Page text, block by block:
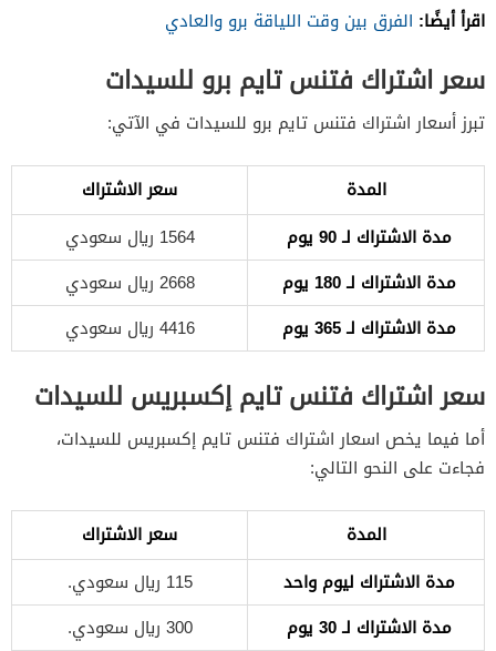
اقرأ أيضًا: الفرق بين وقت اللياقة برو والعادي
سعر اشتراك فتنس تايم برو للسيدات
تبرز أسعار اشتراك فتنس تايم برو للسيدات في الآتي:
المدة
سعر الاشتراك
مدة الاشتراك لـ 90 يوم
1564 ريال سعودي
مدة الاشتراك لـ 180 يوم
2668 ريال سعودي
مدة الاشتراك لـ 365 يوم
4416 ريال سعودي
سعر اشتراك فتنس تايم إكسبريس للسيدات
أما فيما يخص اسعار اشتراك فتنس تايم إكسبريس للسيدات،
فجاءت على النحو التالي:
المدة
سعر الاشتراك
مدة الاشتراك ليوم واحد
115 ريال سعودي.
مدة الاشتراك لـ 30 يوم
300 ريال سعودي.